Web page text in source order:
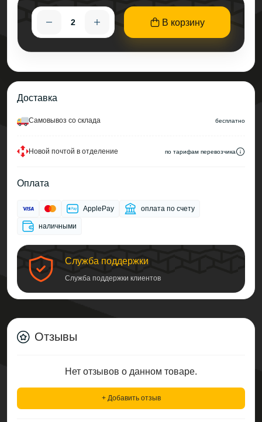
В корзину
Доставка
Cамовывоз со склада беcплатно
Новой почтой в отделение по тарифам перевозчика
Оплата
ApplePay оплата по счету
наличными
Служба поддержки
Служба поддержки клиентов
Отзывы
Нет отзывов о данном товаре.
+ Добавить отзыв